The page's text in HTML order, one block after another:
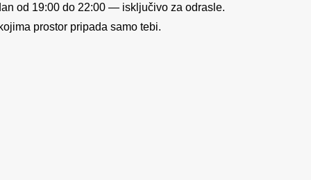
od 19:00 do 22:00 — isključivo za odrasle.
prostor pripada samo tebi.